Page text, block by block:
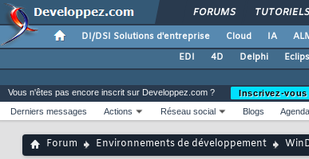
FORUMS
DI/DSI Solutions d'entreprise Cloud IA
EDI
4D Delphi
Vous n'êtes pas encore inscrit sur Developpez.com ?
Inscrivez-
Derniers messages
Actions Réseau social Blogs Agenda
Forum Environnements de développement